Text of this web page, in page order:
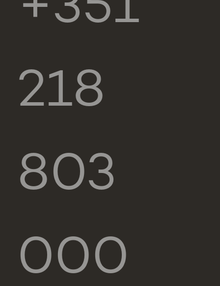
218
803
000